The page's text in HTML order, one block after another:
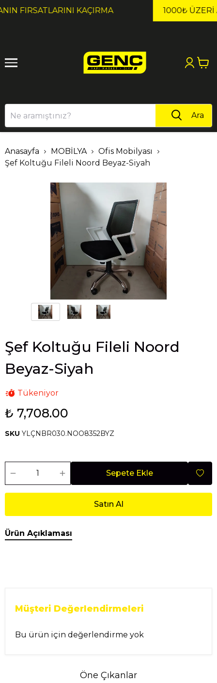
1000₺ ÜZERI ALIŞVERIŞLERDE KARGO ÜCRETSİZ!
1
Ara
Anasayfa MOBİLYA
Ofis Mobilyası
Şef Koltuğu Fileli Noord Beyaz-Siyah
Şef Koltuğu Fileli Noord
Beyaz-Siyah
Tükeniyor
₺ 7,708.00
SKU YLÇNBR030.NOO8352BYZ
Sepete Ekle
Satın Al
Ürün Açıklaması
Müşteri Değerlendirmeleri
Bu ürün için değerlendirme yok
Öne Çıkanlar